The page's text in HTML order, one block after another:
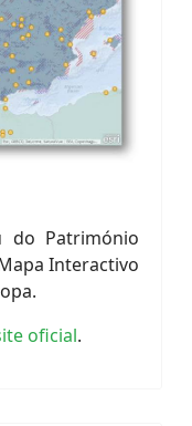
do Património
Interactivo
oficial.